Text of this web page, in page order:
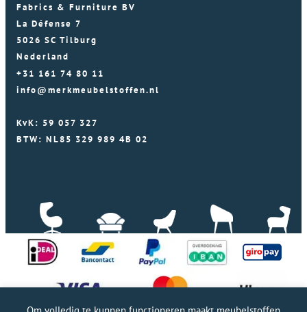
Fabrics & Furniture BV
La Défense 7
5026 SC Tilburg
Nederland
+31 161 74 80 11
info@merkmeubelstoffen.nl
KvK: 59 057 327
BTW: NL85 329 989 4B 02